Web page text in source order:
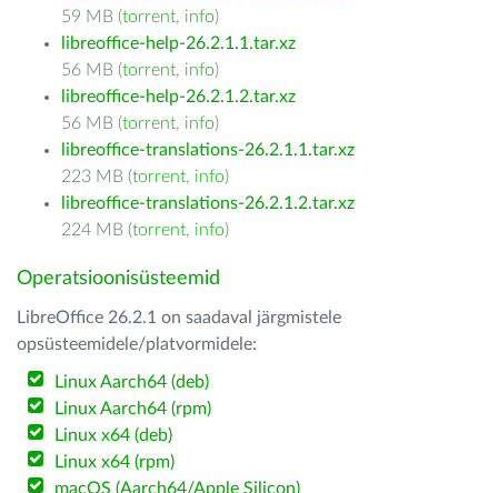
59 MB (torrent, info)
libreoffice-help-26.2.1.1.tar.xz
56 MB (torrent, info)
libreoffice-help-26.2.1.2.tar.xz
56 MB (torrent, info)
libreoffice-translations-26.2.1.1.tar.xz
223 MB (torrent, info)
libreoffice-translations-26.2.1.2.tar.xz
224 MB (torrent, info)
Operatsioonisüsteemid
LibreOffice 26.2.1 on saadaval järgmistele
opsüsteemidele/platvormidele:
Linux Aarch64 (deb)
Linux Aarch64 (rpm)
Linux x64 (deb)
Linux x64 (rpm)
macOS (Aarch64/Apple Silicon)